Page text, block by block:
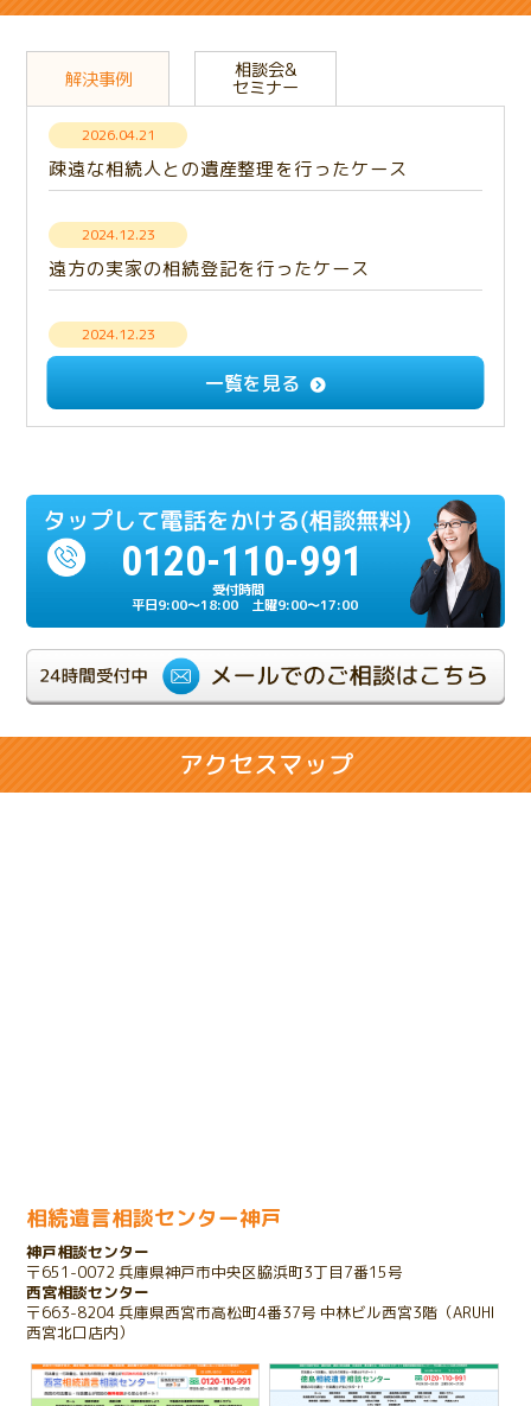
解決事例
2026.04.21
疎遠な相続人との遺産整理を行ったケース
2024.12.23
遠方の実家の相続登記を行ったケース
2024.12.23
【解決事例】意思疎通できない相続人との遺産分
割・成年後見手続き
2024.07.17
相続人の一人が重度の認知症だったケース
2024.06.21
相続が複雑化しやすい兄弟相続のケース
相続人同士の折り合いが悪いケース
2023.10.25
存在を知らない相続人が発覚したケース
子のいない夫婦が配偶者のみに財産を残すケース
一覧を見る
相談会&
セミナー
0120-110-991
平日9:00～18:00 土曜9:00～17:00
相続遺言相談センター神戸
神戸相談センター
〒651-0072 兵庫県神戸市中央区脇浜町3丁目7番15号
西宮相談センター
〒663-8204 兵庫県西宮市高松町4番37号 中林ビル西宮3階（ARUHI
西宮北口店内）
アクセスマップ